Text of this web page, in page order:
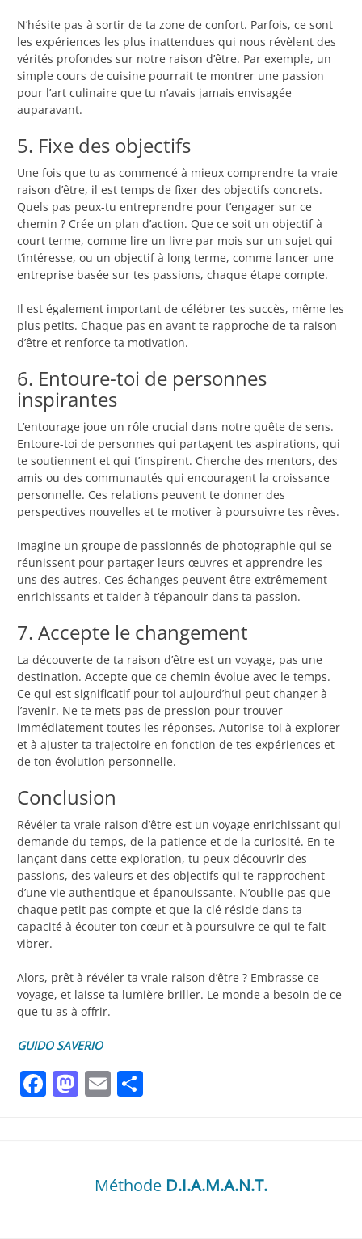
N’hésite pas à sortir de ta zone de confort. Parfois, ce sont
les expériences les plus inattendues qui nous révèlent des
vérités profondes sur notre raison d’être. Par exemple, un
simple cours de cuisine pourrait te montrer une passion
pour l’art culinaire que tu n’avais jamais envisagée
auparavant.
5. Fixe des objectifs
Une fois que tu as commencé à mieux comprendre ta vraie
raison d’être, il est temps de fixer des objectifs concrets.
Quels pas peux-tu entreprendre pour t’engager sur ce
chemin ? Crée un plan d’action. Que ce soit un objectif à
court terme, comme lire un livre par mois sur un sujet qui
t’intéresse, ou un objectif à long terme, comme lancer une
entreprise basée sur tes passions, chaque étape compte.
Il est également important de célébrer tes succès, même les
plus petits. Chaque pas en avant te rapproche de ta raison
d’être et renforce ta motivation.
6. Entoure-toi de personnes
inspirantes
L’entourage joue un rôle crucial dans notre quête de sens.
Entoure-toi de personnes qui partagent tes aspirations, qui
te soutiennent et qui t’inspirent. Cherche des mentors, des
amis ou des communautés qui encouragent la croissance
personnelle. Ces relations peuvent te donner des
perspectives nouvelles et te motiver à poursuivre tes rêves.
Imagine un groupe de passionnés de photographie qui se
réunissent pour partager leurs œuvres et apprendre les
uns des autres. Ces échanges peuvent être extrêmement
enrichissants et t’aider à t’épanouir dans ta passion.
7. Accepte le changement
La découverte de ta raison d’être est un voyage, pas une
destination. Accepte que ce chemin évolue avec le temps.
Ce qui est significatif pour toi aujourd’hui peut changer à
l’avenir. Ne te mets pas de pression pour trouver
immédiatement toutes les réponses. Autorise-toi à explorer
et à ajuster ta trajectoire en fonction de tes expériences et
de ton évolution personnelle.
Conclusion
Révéler ta vraie raison d’être est un voyage enrichissant qui
demande du temps, de la patience et de la curiosité. En te
lançant dans cette exploration, tu peux découvrir des
passions, des valeurs et des objectifs qui te rapprochent
d’une vie authentique et épanouissante. N’oublie pas que
chaque petit pas compte et que la clé réside dans ta
capacité à écouter ton cœur et à poursuivre ce qui te fait
vibrer.
Alors, prêt à révéler ta vraie raison d’être ? Embrasse ce
voyage, et laisse ta lumière briller. Le monde a besoin de ce
que tu as à offrir.
GUIDO SAVERIO
Facebook
Mastodon
Email
Méthode D.I.A.M.A.N.T.